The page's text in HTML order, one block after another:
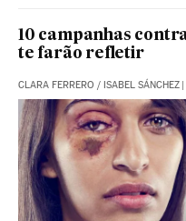
10 campanhas
te farão refletir
CLARA FERRERO / ISABEL SÁNCHEZ |